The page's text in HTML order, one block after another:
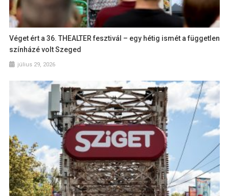
Véget ért a 36. THEALTER fesztivál – egy hétig ismét a független
színházé volt Szeged
július 29, 2026